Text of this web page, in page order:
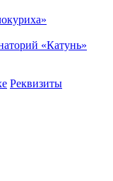
«Катунь»
Реквизиты